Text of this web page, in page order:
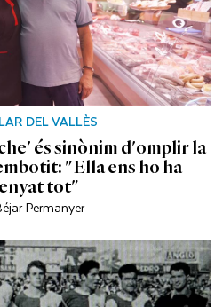
DEL VALLÈS
és sinònim d'omplir la
"Ella ens ho ha
tot"
Permanyer